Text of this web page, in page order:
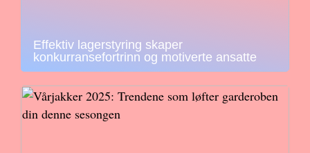
Effektiv lagerstyring skaper
konkurransefortrinn og motiverte ansatte